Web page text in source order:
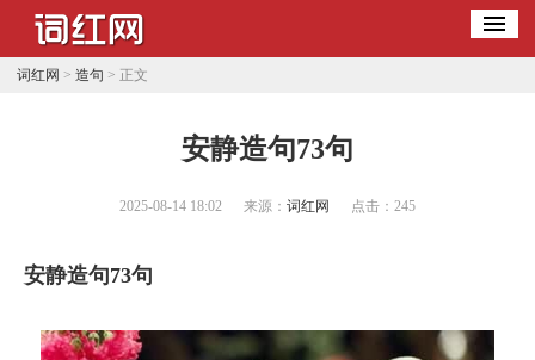
词红网 > 造句 > 正文
​安静造句73句
2025-08-14 18:02 来源： 词红网 点击： 245
安静造句73句